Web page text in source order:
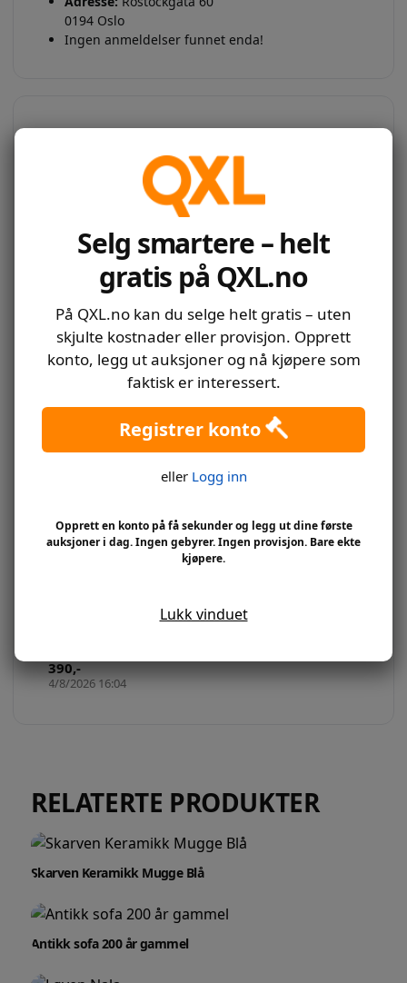
0194 Oslo
Ingen anmeldelser funnet enda!
Slutter: 11. august 2026
LYSESTAKER I SØLV
(SETT 2 STK)
Utropspris:
500,-
11/8/2026 16:04
535 ,-
Slutter: 12. august 2026
MR. BIG
Utropspris:
800,-
12/8/2026 16:04
850,-
ENYA LYSESTAKER I
GULL (SETT 2 STK)
14/8/2026 16:04
LØVEN NALA
Utropspris:
400,-
450
4/8/2026 16:04
390,-
RELATERTE PRODUKTER
Skarven Keramikk Mugge Blå
Antikk sofa 200 år gammel
Selg smartere – helt
gratis på QXL.no
På QXL.no kan du selge helt gratis – uten
skjulte kostnader eller provisjon. Opprett
konto, legg ut auksjoner og nå kjøpere som
faktisk er interessert.
Registrer konto
eller Logg inn
Opprett en konto på få sekunder og legg ut dine første
auksjoner i dag. Ingen gebyrer. Ingen provisjon. Bare ekte
kjøpere.
Lukk vinduet